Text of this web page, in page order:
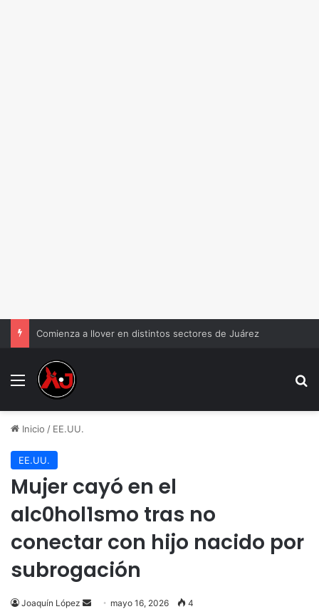
Comienza a llover en distintos sectores de Juárez
Menu
Inicio / EE.UU.
EE.UU.
Mujer cayó en el
alc0hol1smo tras no
conectar con hijo nacido por
subrogación
Joaquín López
Send mayo 16, 2026 4